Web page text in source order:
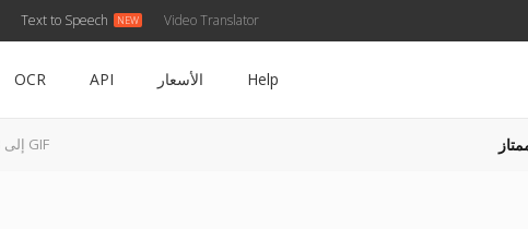
Text to Speech Video Translator
OCR API الأسعار Help
AZW3 إلى GIF